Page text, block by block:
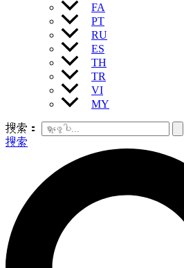
FA
PT
RU
ES
TH
TR
VI
MY
搜索：
搜索